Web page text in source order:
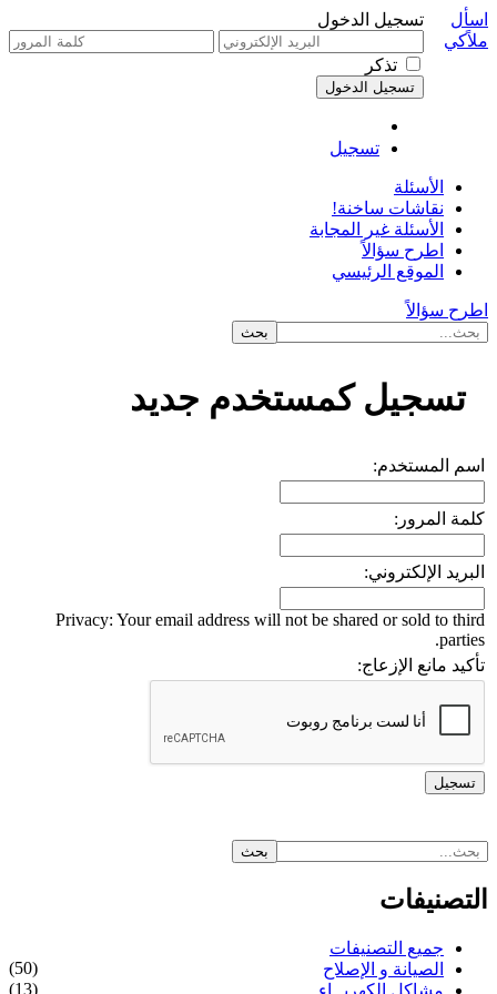
تسجيل الدخول
تذكر
تسجيل
اسأل
ملاًكي
الأسئلة
نقاشات ساخنة!
الأسئلة غير المجابة
اطرح سؤالاً
الموقع الرئيسي
اطرح سؤالاً
تسجيل كمستخدم جديد
اسم المستخدم:
كلمة المرور:
البريد الإلكتروني:
Privacy: Your email address will not be shared or sold to third
parties.
تأكيد مانع الإزعاج:
التصنيفات
جميع التصنيفات
الصيانة و الإصلاح
(50)
(13)